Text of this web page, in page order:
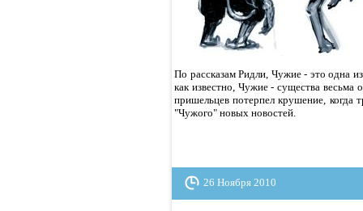
По рассказам Ридли, Чужие - это одна
как известно, Чужие - существа весьма
пришельцев потерпел крушение, когда
"Чужого" новых новостей.
26 Ноября 2010